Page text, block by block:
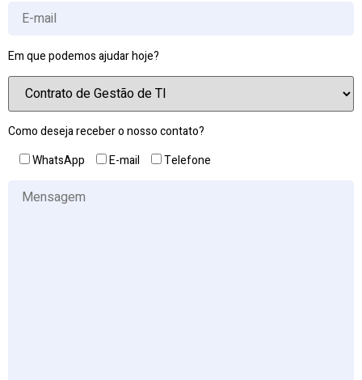
Em que podemos ajudar hoje?
Como deseja receber o nosso contato?
WhatsApp
E-mail Telefone